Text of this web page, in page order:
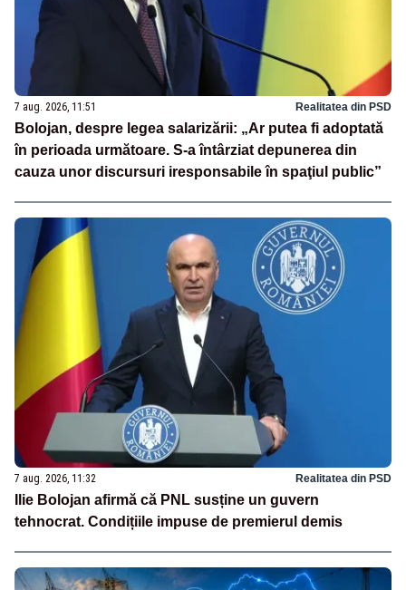
7 aug. 2026, 11:51 Realitatea din PSD
Bolojan, despre legea salarizării: „Ar putea fi adoptată
în perioada următoare. S-a întârziat depunerea din
cauza unor discursuri iresponsabile în spaţiul public”
7 aug. 2026, 11:32 Realitatea din PSD
Ilie Bolojan afirmă că PNL susține un guvern
tehnocrat. Condițiile impuse de premierul demis